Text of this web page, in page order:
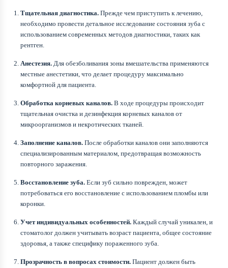
Тщательная диагностика. Прежде чем приступить к лечению,
необходимо провести детальное исследование состояния зуба с
использованием современных методов диагностики, таких как
рентген.
Анестезия. Для обезболивания зоны вмешательства применяются
местные анестетики, что делает процедуру максимально
комфортной для пациента.
Обработка корневых каналов. В ходе процедуры происходит
тщательная очистка и дезинфекция корневых каналов от
микроорганизмов и некротических тканей.
Заполнение каналов. После обработки каналов они заполняются
специализированным материалом, предотвращая возможность
повторного заражения.
Восстановление зуба. Если зуб сильно поврежден, может
потребоваться его восстановление с использованием пломбы или
коронки.
Учет индивидуальных особенностей. Каждый случай уникален, и
стоматолог должен учитывать возраст пациента, общее состояние
здоровья, а также специфику пораженного зуба.
Прозрачность в вопросах стоимости. Пациент должен быть